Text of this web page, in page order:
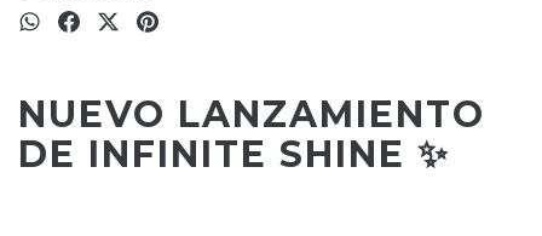
NUEVO LANZAMIENTO
DE INFINITE SHINE ✨